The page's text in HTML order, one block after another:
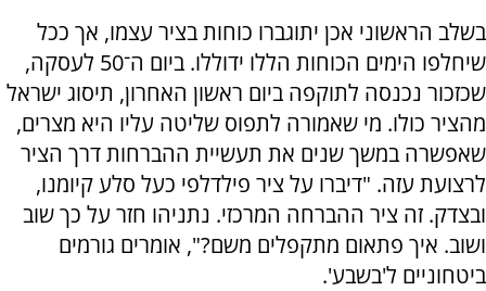
בשלב הראשוני אכן יתוגברו כוחות בציר עצמו, אך ככל
שיחלפו הימים הכוחות הללו ידוללו. ביום ה־50 לעסקה,
שכזכור נכנסה לתוקפה ביום ראשון האחרון, תיסוג ישראל
מהציר כולו. מי שאמורה לתפוס שליטה עליו היא מצרים,
שאפשרה במשך שנים את תעשיית ההברחות דרך הציר
לרצועת עזה. "דיברו על ציר פילדלפי כעל סלע קיומנו,
ובצדק. זה ציר ההברחה המרכזי. נתניהו חזר על כך שוב
ושוב. איך פתאום מתקפלים משם?", אומרים גורמים
ביטחוניים ל'בשבע'.